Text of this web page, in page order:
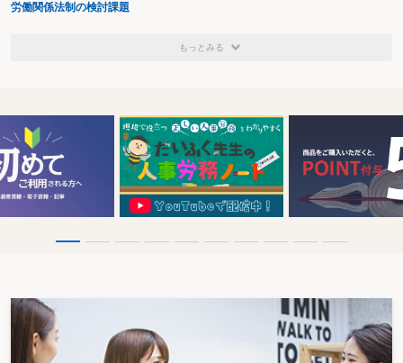
労働関係法制の検討課題
もっとみる